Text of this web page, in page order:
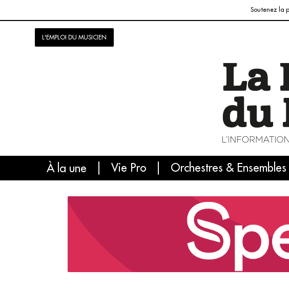
Soutenez la
L'EMPLOI DU MUSICIEN
À la une Vie Pro Orchestres & Ensembles
L'info du jour